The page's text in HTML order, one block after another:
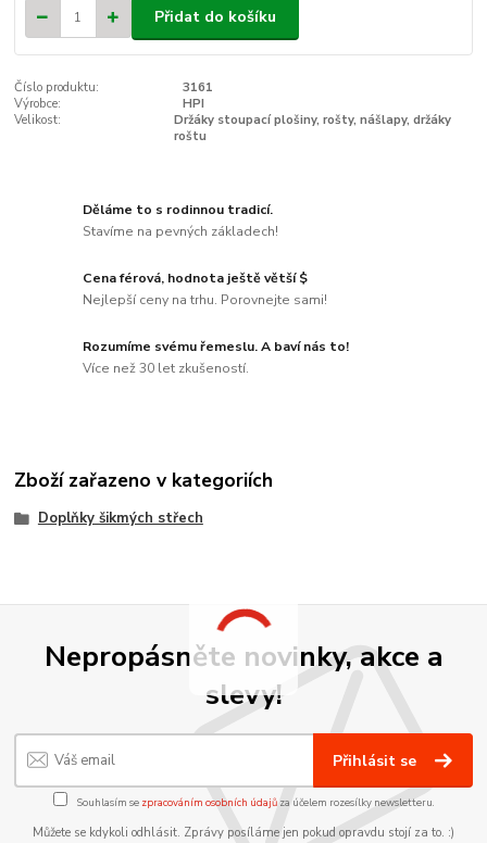
Přidat do košíku
Číslo produktu:
3161
Výrobce:
HPI
Velikost:
Držáky stoupací plošiny, rošty, nášlapy, držáky
roštu
Děláme to s rodinnou tradicí.
Stavíme na pevných základech!
Cena férová, hodnota ještě větší $
Nejlepší ceny na trhu. Porovnejte sami!
Rozumíme svému řemeslu. A baví nás to!
Více než 30 let zkušeností.
Zboží zařazeno v kategoriích
Doplňky šikmých střech
Nepropásněte novinky, akce a
slevy!
Přihlásit se
Souhlasím se zpracováním osobních údajůza účelem rozesílky newsletteru.
Můžete se kdykoli odhlásit. Zprávy posíláme jen pokud opravdu stojí za to. :)